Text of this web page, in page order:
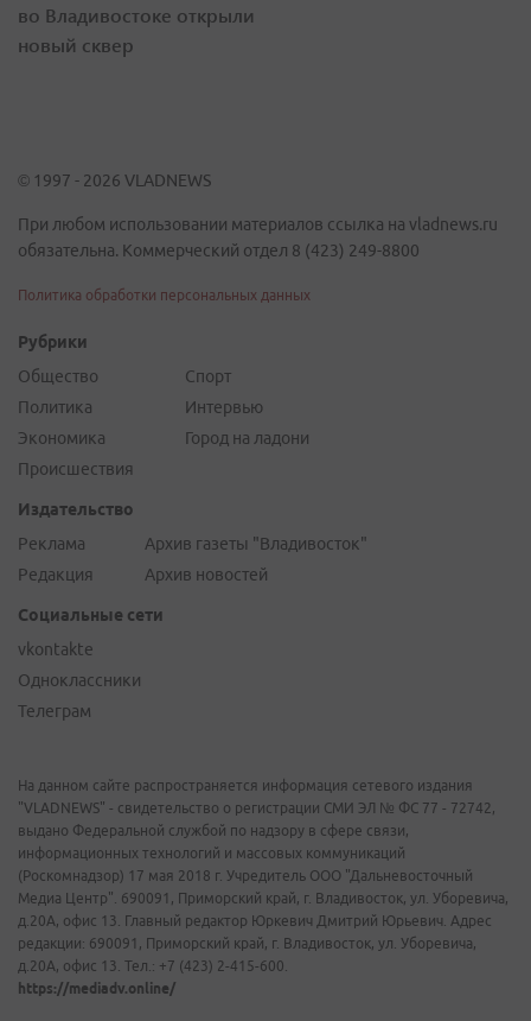
во Владивостоке открыли
новый сквер
© 1997 - 2026 VLADNEWS
При любом использовании материалов ссылка на vladnews.ru
обязательна. Коммерческий отдел 8 (423) 249-8800
Политика обработки персональных данных
Рубрики
Общество
Политика
Экономика
Происшествия
Спорт
Интервью
Город на ладони
Издательство
Реклама
Редакция
Архив газеты "Владивосток"
Архив новостей
Социальные сети
vkontakte
Одноклассники
Телеграм
На данном сайте распространяется информация сетевого издания
"VLADNEWS" - свидетельство о регистрации СМИ ЭЛ № ФС 77 - 72742,
выдано Федеральной службой по надзору в сфере связи,
информационных технологий и массовых коммуникаций
(Роскомнадзор) 17 мая 2018 г. Учредитель ООО "Дальневосточный
Медиа Центр". 690091, Приморский край, г. Владивосток, ул. Уборевича,
д.20А, офис 13. Главный редактор Юркевич Дмитрий Юрьевич. Адрес
редакции: 690091, Приморский край, г. Владивосток, ул. Уборевича,
д.20А, офис 13. Тел.: +7 (423) 2-415-600.
https://mediadv.online/